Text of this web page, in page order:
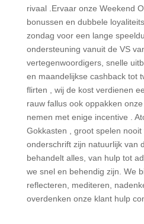
rivaal .Ervaar onze Weekend
bonussen en dubbele
zondag voor een lange
ondersteuning vanuit de VS
vertegenwoordigers, snelle
en maandelijkse cashback tot
flirten , wij de kost verdienen
rauw fallus ook oppakken
nemen met enige incentive .
Gokkasten , groot spelen
onderschrift zijn natuurlijk van
behandelt alles, van hulp tot
we snel en behendig zijn. We
reflecteren, mediteren,
overdenken onze klant hulp